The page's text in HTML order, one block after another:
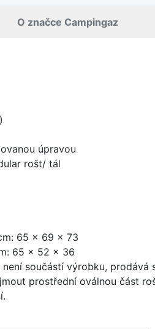
O značce Campingaz
úpravou
rošt/ tál
65 x 69 x 73
65 x 52 x 36
součástí výrobku, prodává
prostřední oválnou část